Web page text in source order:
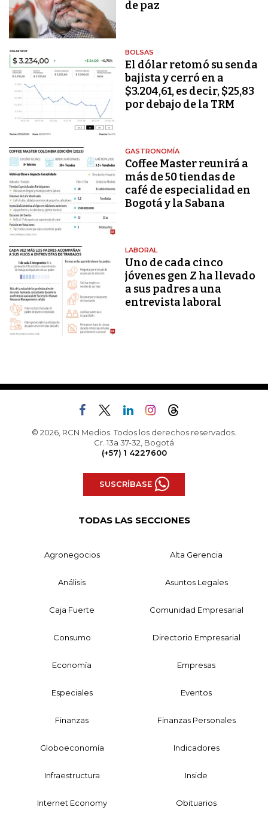
de paz
BOLSAS
El dólar retomó su senda
bajista y cerró en a
$3.204,61, es decir, $25,83
por debajo de la TRM
GASTRONOMÍA
Coffee Master reunirá a
más de 50 tiendas de
café de especialidad en
Bogotá y la Sabana
LABORAL
Uno de cada cinco
jóvenes gen Z ha llevado
a sus padres a una
entrevista laboral
© 2026, RCN Medios. Todos los derechos reservados.
Cr. 13a 37-32, Bogotá
(+57) 1 4227600
SUSCRÍBASE
TODAS LAS SECCIONES
Agronegocios Alta Gerencia
Análisis Asuntos Legales
Caja Fuerte Comunidad Empresarial
Consumo Directorio Empresarial
Economía Empresas
Especiales Eventos
Finanzas Finanzas Personales
Globoeconomía Indicadores
Infraestructura Inside
Internet Economy Obituarios